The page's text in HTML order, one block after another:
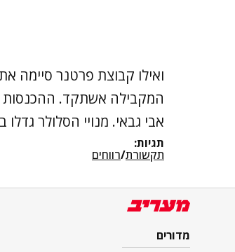
אבי גבאי. מנויי הסלולר גדלו ב־40 אלף, לכ־3 מיליון
תגיות:
תקשורת/רווחים
מדורים